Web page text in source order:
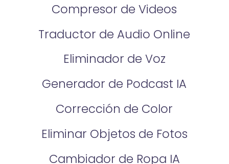
Compresor de Videos
Traductor de Audio Online
Eliminador de Voz
Generador de Podcast IA
Corrección de Color
Eliminar Objetos de Fotos
Cambiador de Ropa IA